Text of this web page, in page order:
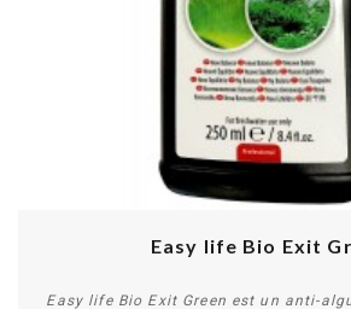
Easy life Bio Exit
Easy life Bio Exit Green est un anti-